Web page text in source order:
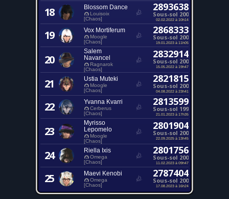
18 Blossom Dance
Louisoix
[Chaos]
2893638
Sous-sol 200
02.02.2022 à 10h14
19 Vox Mortiferum
Moogle
[Chaos]
2868333
Sous-sol 200
19.01.2023 à 11h05
20
Salem
Navancel
Ragnarok
[Chaos]
2832914
Sous-sol 200
15.05.2022 à 19h47
21 Ustia Muteki
Moogle
[Chaos]
2821815
Sous-sol 200
04.08.2022 à 23h41
22 Yvanna Kvarri
Cerberus
[Chaos]
2813599
Sous-sol 199
21.01.2023 à 17h35
23
Myrisso
Lepomelo
Moogle
[Chaos]
2801904
Sous-sol 200
22.09.2025 à 13h45
24 Riella Ixis
Omega
[Chaos]
2801756
Sous-sol 200
11.02.2023 à 09h47
25 Maevi Kenobi
Omega
[Chaos]
2787404
Sous-sol 200
17.08.2023 à 16h24